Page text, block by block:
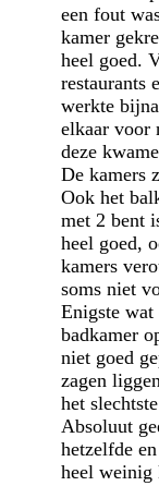
een fout
kamer
heel goed.
restaurants
werkte
elkaar voor
deze
De kamers
Ook het
met 2 bent
heel goed,
kamers
soms niet
Enigste wat
badkamer
niet goed
zagen
het
Absoluut
hetzelfde
heel weinig